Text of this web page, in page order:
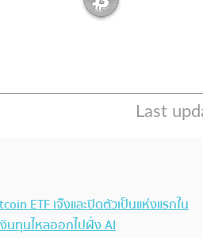
ETF เจ๊งและปิดตัวเป็นแห่งแรกใน
นทุนไหลออกไปฝั่ง AI